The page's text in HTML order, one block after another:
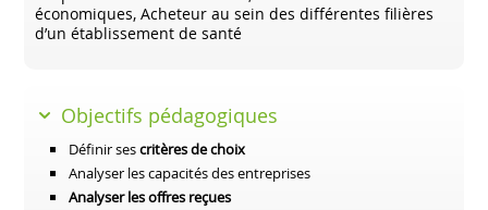
économiques, Acheteur au sein des différentes filières
d’un établissement de santé
Objectifs pédagogiques
Définir sescritères de choix
Analyser les capacités des entreprises
Analyser les offres reçues